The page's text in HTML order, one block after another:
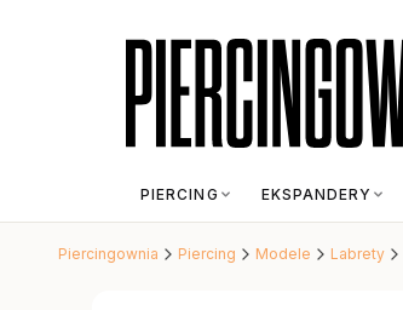
PIERCING EKSPANDERY
Piercingownia Piercing Modele Labrety